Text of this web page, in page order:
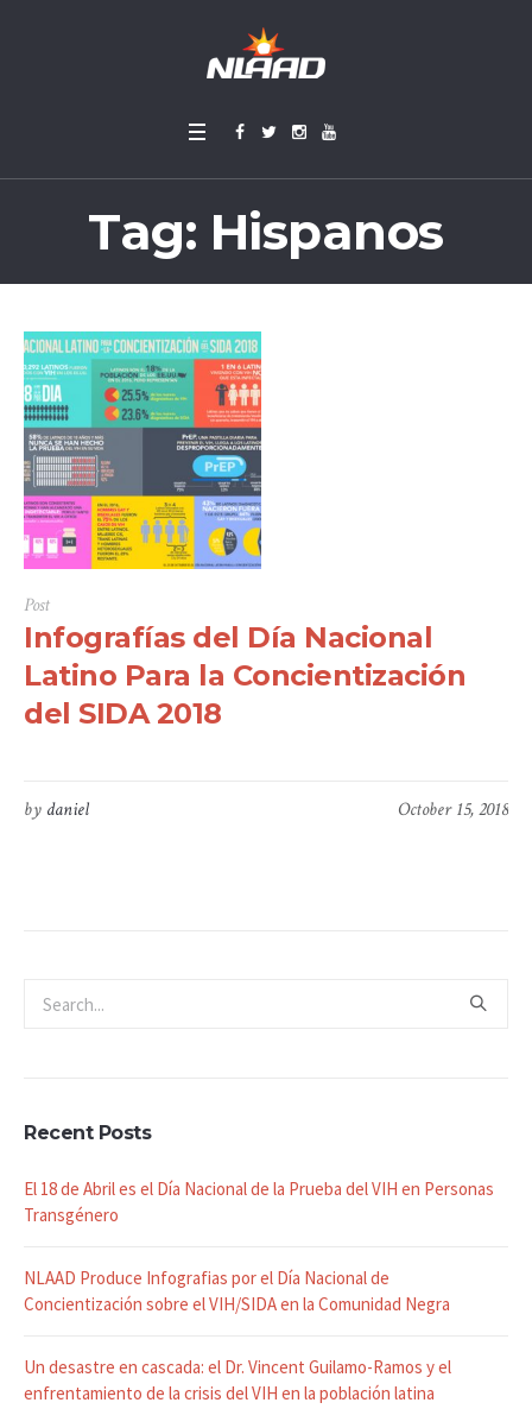
Tag: Hispanos
Post
Infografías del Día Nacional
Latino Para la Concientización
del SIDA 2018
October 15, 2018
by daniel
Recent Posts
El 18 de Abril es el Día Nacional de la Prueba del VIH en Personas
Transgénero
NLAAD Produce Infografias por el Día Nacional de
Concientización sobre el VIH/SIDA en la Comunidad Negra
Un desastre en cascada: el Dr. Vincent Guilamo-Ramos y el
enfrentamiento de la crisis del VIH en la población latina